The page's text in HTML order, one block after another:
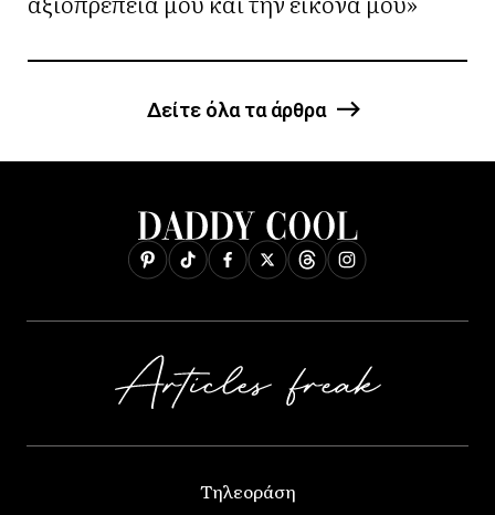
Δείτε όλα τα άρθρα
Τηλεοράση